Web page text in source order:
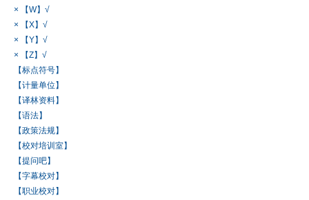
× 【W】√
× 【X】√
× 【Y】√
× 【Z】√
【标点符号】
【计量单位】
【译林资料】
【语法】
【政策法规】
【校对培训室】
【提问吧】
【字幕校对】
【职业校对】